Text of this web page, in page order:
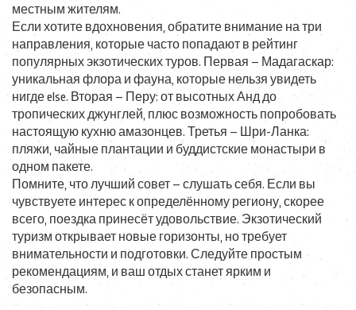
местным жителям.
Если хотите вдохновения, обратите внимание на три
направления, которые часто попадают в рейтинг
популярных экзотических туров. Первая – Мадагаскар:
уникальная флора и фауна, которые нельзя увидеть
нигде else. Вторая – Перу: от высотных Анд до
тропических джунглей, плюс возможность попробовать
настоящую кухню амазонцев. Третья – Шри-Ланка:
пляжи, чайные плантации и буддистские монастыри в
одном пакете.
Помните, что лучший совет – слушать себя. Если вы
чувствуете интерес к определённому региону, скорее
всего, поездка принесёт удовольствие. Экзотический
туризм открывает новые горизонты, но требует
внимательности и подготовки. Следуйте простым
рекомендациям, и ваш отдых станет ярким и
безопасным.